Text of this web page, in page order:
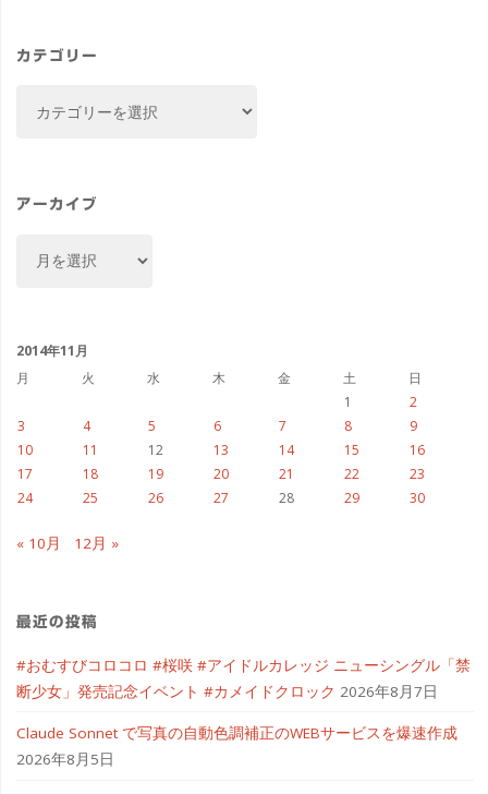
カテゴリー
ー
アーカイブ
ブ
2014年11月
月
火 水 木 金 土
日
1
2
3
4 5 6 7 8
9
10
11 12 13 14 15
16
17
18 19 20 21 22
23
24
25 26 27 28 29 30
« 10月 12月 »
最近の投稿
#おむすびコロコロ #桜咲 #アイドルカレッジ ニューシングル「禁
断少女」発売記念イベント #カメイドクロック 2026年8月7日
Claude Sonnet で写真の自動色調補正のWEBサービスを爆速作成
2026年8月5日